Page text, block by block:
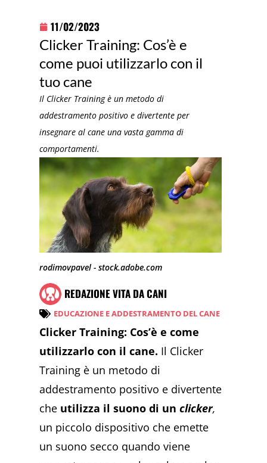
11/02/2023
Clicker Training: Cos’è e
come puoi utilizzarlo con il
tuo cane
Il Clicker Training è un metodo di
addestramento positivo e divertente per
insegnare al cane una vasta gamma di
comportamenti.
rodimovpavel - stock.adobe.com
REDAZIONE VITA DA CANI
EDUCAZIONE E ADDESTRAMENTO DEL CANE
Clicker Training: Cos’è e come
utilizzarlo con il cane. Il Clicker
Training è un metodo di
addestramento positivo e divertente
che utilizza il suono di unclicker,
un piccolo dispositivo che emette
un suono secco quando viene